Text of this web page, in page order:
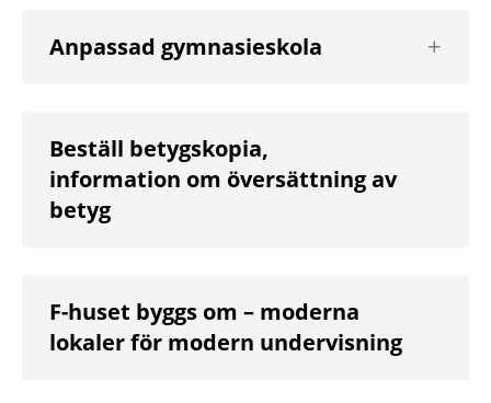
Anpassad gymnasieskola
nästa
Beställ betygskopia,
information om översättning av
betyg
F-huset byggs om – moderna
lokaler för modern undervisning